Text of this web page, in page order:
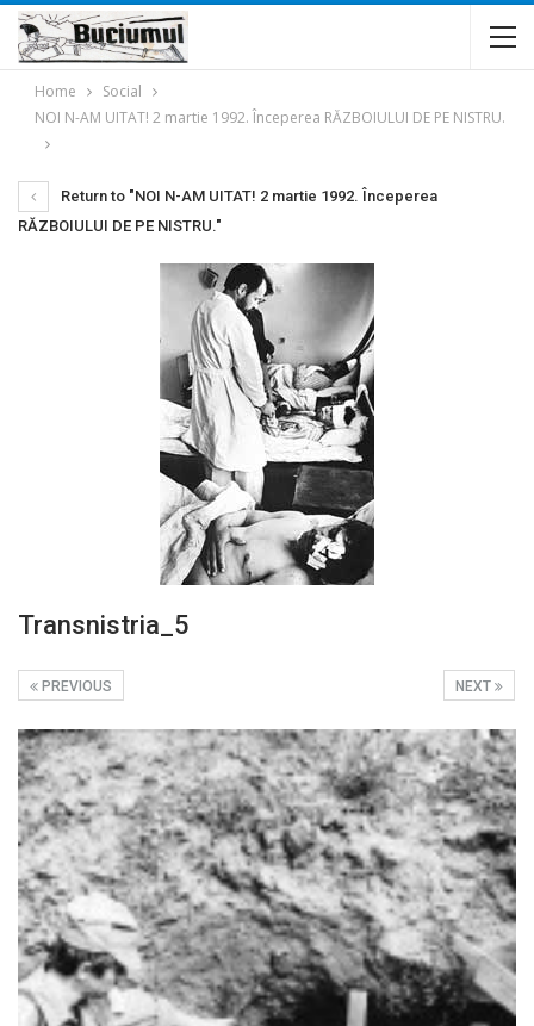
Home
Social
NOI N-AM UITAT! 2 martie 1992. Începerea RĂZBOIULUI DE PE NISTRU.
Return to "NOI N-AM UITAT! 2 martie 1992. Începerea
RĂZBOIULUI DE PE NISTRU."
Transnistria_5
NEXT
PREVIOUS